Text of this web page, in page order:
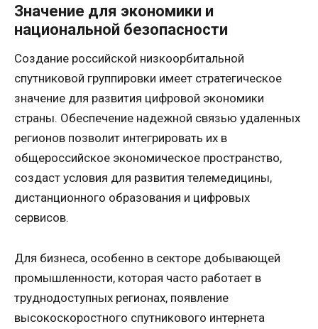
Значение для экономики и
национальной безопасности
Создание российской низкоорбитальной
спутниковой группировки имеет стратегическое
значение для развития цифровой экономики
страны. Обеспечение надежной связью удаленных
регионов позволит интегрировать их в
общероссийское экономическое пространство,
создаст условия для развития телемедицины,
дистанционного образования и цифровых
сервисов.
Для бизнеса, особенно в секторе добывающей
промышленности, которая часто работает в
труднодоступных регионах, появление
высокоскоростного спутникового интернета